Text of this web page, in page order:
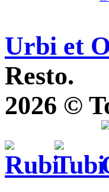
Urbi et
Resto.
2026 ©